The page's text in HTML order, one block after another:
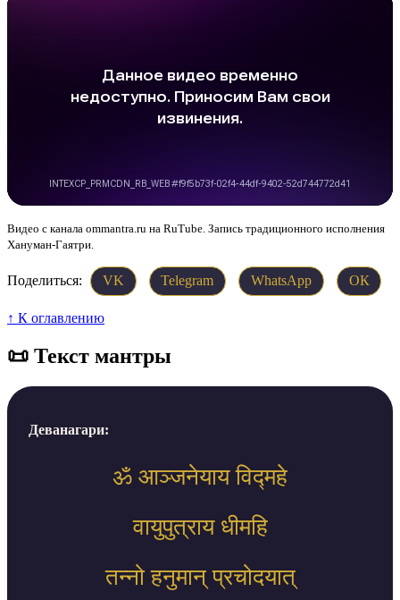
Видео с канала ommantra.ru на RuTube. Запись традиционного исполнения
Хануман-Гаятри.
Поделиться: VK Telegram WhatsApp ОК
↑ К оглавлению
📜 Текст мантры
Деванагари:
ॐ आञ्जनेयाय विद्महे
वायुपुत्राय धीमहि
तन्नो हनुमान् प्रचोदयात्